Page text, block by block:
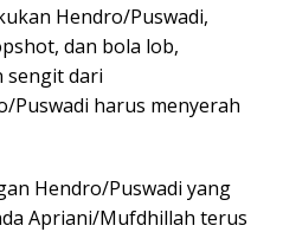
Hendro/Puswadi,
dan bola lob,
sengit dari
Puswadi harus menyerah
Hendro/Puswadi yang
Apriani/Mufdhillah terus